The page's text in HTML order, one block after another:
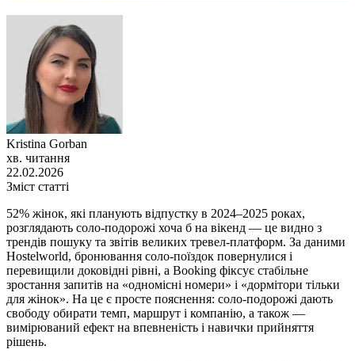
Kristina Gorban
хв. читання
22.02.2026
Зміст статті
52% жінок, які планують відпустку в 2024–2025 роках,
розглядають соло‑подорожі хоча б на вікенд — це видно з
трендів пошуку та звітів великих тревел‑платформ. За даними
Hostelworld, бронювання соло‑поїздок повернулися і
перевищили доковідні рівні, а Booking фіксує стабільне
зростання запитів на «одномісні номери» і «дормітори тільки
для жінок». На це є просте пояснення: соло‑подорожі дають
свободу обирати темп, маршрут і компанію, а також —
вимірюваний ефект на впевненість і навички прийняття
рішень.